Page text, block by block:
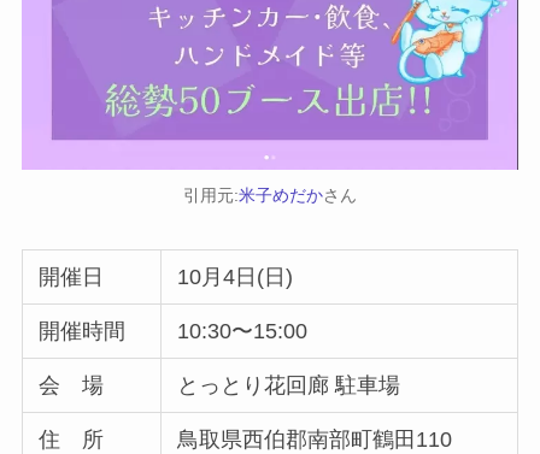
引用元:米子めだかさん
開催日 10月4日(日)
開催時間 10:30〜15:00
会 場 とっとり花回廊 駐車場
住 所 鳥取県西伯郡南部町鶴田110